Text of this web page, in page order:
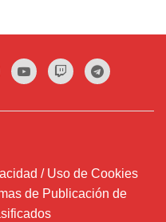
/ Uso de Cookies
de Publicación de